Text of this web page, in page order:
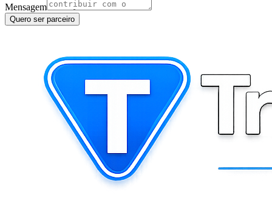
Mensagem
Quero ser parceiro